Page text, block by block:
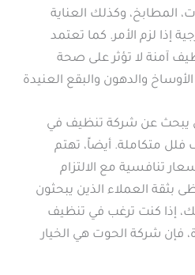
المطابخ، وكذلك العناية
إذا لزم الأمر. كما تعتمد
آمنة لا تؤثر على صحة
والدهون والبقع العنيدة
يبحث عن شركة تنظيف في
فلل متكاملة. أيضاً، تهتم
تنافسية مع الالتزام
بثقة العملاء الذين يبحثون
إذا كنت ترغب في تنظيف
فإن شركة الحوت هي الخيار